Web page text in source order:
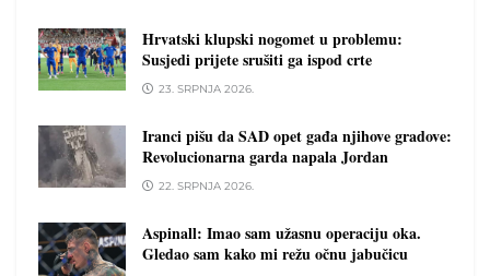
Hrvatski klupski nogomet u problemu:
Susjedi prijete srušiti ga ispod crte
23. SRPNJA 2026.
Iranci pišu da SAD opet gađa njihove gradove:
Revolucionarna garda napala Jordan
22. SRPNJA 2026.
Aspinall: Imao sam užasnu operaciju oka.
Gledao sam kako mi režu očnu jabučicu